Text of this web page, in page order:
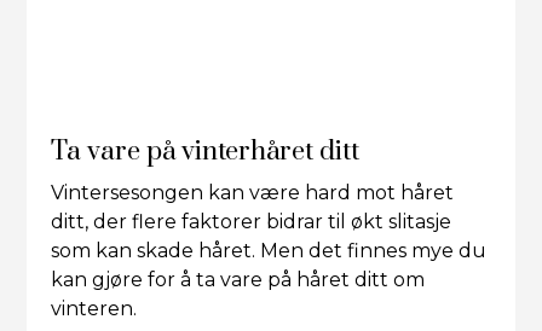
Ta vare på vinterhåret ditt
Vintersesongen kan være hard mot håret
ditt, der flere faktorer bidrar til økt slitasje
som kan skade håret. Men det finnes mye du
kan gjøre for å ta vare på håret ditt om
vinteren.